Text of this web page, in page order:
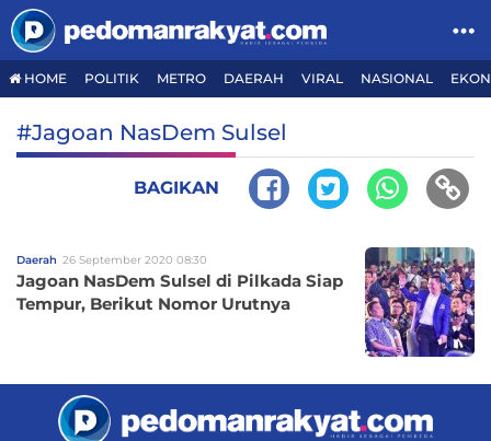
HOME POLITIK METRO DAERAH VIRAL NASIONAL
#Jagoan NasDem Sulsel
BAGIKAN
Daerah 26 September 2020 08:30
Jagoan NasDem Sulsel di Pilkada Siap
Tempur, Berikut Nomor Urutnya